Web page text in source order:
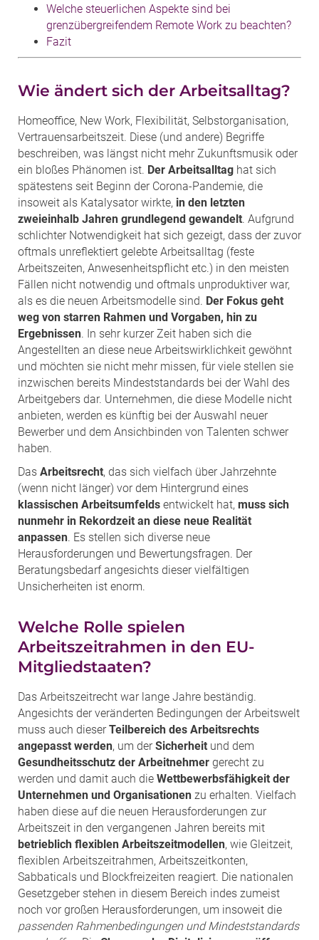
Welche steuerlichen Aspekte sind bei
grenzübergreifendem Remote Work zu beachten?
Fazit
Wie ändert sich der Arbeitsalltag?
Homeoffice, New Work, Flexibilität, Selbstorganisation,
Vertrauensarbeitszeit. Diese (und andere) Begriffe
beschreiben, was längst nicht mehr Zukunftsmusik oder
ein bloßes Phänomen ist. Der Arbeitsalltag hat sich
spätestens seit Beginn der Corona-Pandemie, die
insoweit als Katalysator wirkte, in den letzten
zweieinhalb Jahren grundlegend gewandelt. Aufgrund
schlichter Notwendigkeit hat sich gezeigt, dass der zuvor
oftmals unreflektiert gelebte Arbeitsalltag (feste
Arbeitszeiten, Anwesenheitspflicht etc.) in den meisten
Fällen nicht notwendig und oftmals unproduktiver war,
als es die neuen Arbeitsmodelle sind. Der Fokus geht
weg von starren Rahmen und Vorgaben, hin zu
Ergebnissen. In sehr kurzer Zeit haben sich die
Angestellten an diese neue Arbeitswirklichkeit gewöhnt
und möchten sie nicht mehr missen, für viele stellen sie
inzwischen bereits Mindeststandards bei der Wahl des
Arbeitgebers dar. Unternehmen, die diese Modelle nicht
anbieten, werden es künftig bei der Auswahl neuer
Bewerber und dem Ansichbinden von Talenten schwer
haben.
Das Arbeitsrecht, das sich vielfach über Jahrzehnte
(wenn nicht länger) vor dem Hintergrund eines
klassischen Arbeitsumfelds entwickelt hat, muss sich
nunmehr in Rekordzeit an diese neue Realität
anpassen. Es stellen sich diverse neue
Herausforderungen und Bewertungsfragen. Der
Beratungsbedarf angesichts dieser vielfältigen
Unsicherheiten ist enorm.
Welche Rolle spielen
Arbeitszeitrahmen in den EU-
Mitgliedstaaten?
Das Arbeitszeitrecht war lange Jahre beständig.
Angesichts der veränderten Bedingungen der Arbeitswelt
muss auch dieserTeilbereich des Arbeitsrechts
angepasst werden, um derSicherheit und dem
Gesundheitsschutz der Arbeitnehmer gerecht zu
werden und damit auch die Wettbewerbsfähigkeit der
Unternehmen und Organisationen zu erhalten. Vielfach
haben diese auf die neuen Herausforderungen zur
Arbeitszeit in den vergangenen Jahren bereits mit
betrieblich flexiblen Arbeitszeitmodellen, wie Gleitzeit,
flexiblen Arbeitszeitrahmen, Arbeitszeitkonten,
Sabbaticals und Blockfreizeiten reagiert. Die nationalen
Gesetzgeber stehen in diesem Bereich indes zumeist
noch vor großen Herausforderungen, um insoweit die
passenden Rahmenbedingungen und Mindeststandards